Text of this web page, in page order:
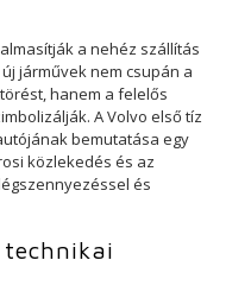
a nehéz szállítás
járművek nem csupán a
hanem a felelős
A Volvo első tíz
bemutatása egy
közlekedés és az
és